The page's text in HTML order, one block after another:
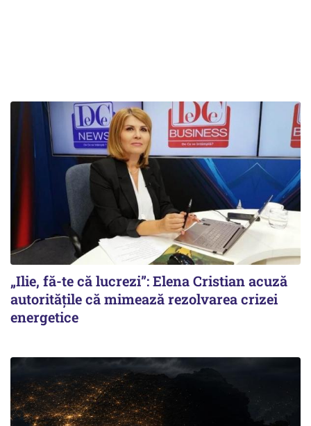
„Ilie, fă-te că lucrezi”: Elena Cristian acuză
autoritățile că mimează rezolvarea crizei
energetice